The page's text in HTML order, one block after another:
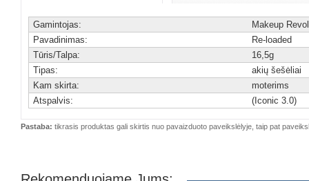
Gamintojas:
Makeup
Pavadinimas:
Re-loaded
Tūris/Talpa:
16,5g
Tipas:
akių šešėliai
Kam skirta:
moterims
Atspalvis:
(Iconic 3.0)
Pastaba: tikrasis produktas gali skirtis nuo pavaizduoto paveikslėlyje, taip pat